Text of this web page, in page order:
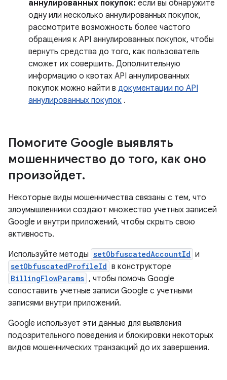
аннулированных покупок: если вы обнаружите
одну или несколько аннулированных покупок,
рассмотрите возможность более частого
обращения к API аннулированных покупок, чтобы
вернуть средства до того, как пользователь
сможет их совершить. Дополнительную
информацию о квотах API аннулированных
покупок можно найти в документации по API
аннулированных покупок .
Помогите Google выявлять
мошенничество до того, как оно
произойдет.
Некоторые виды мошенничества связаны с тем, что
злоумышленники создают множество учетных записей
Google и внутри приложений, чтобы скрыть свою
активность.
Используйте методы setObfuscatedAccountId и
setObfuscatedProfileId в конструкторе
BillingFlowParams , чтобы помочь Google
сопоставить учетные записи Google с учетными
записями внутри приложений.
Google использует эти данные для выявления
подозрительного поведения и блокировки некоторых
видов мошеннических транзакций до их завершения.